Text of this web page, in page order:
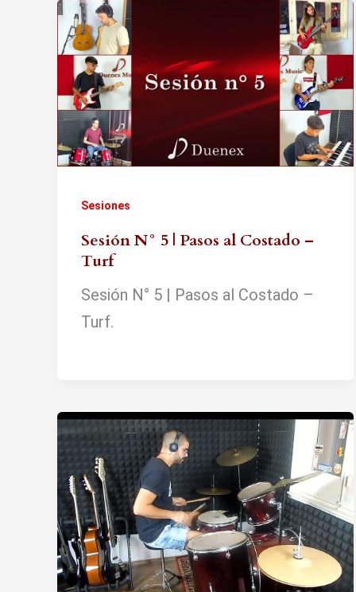
Sesiones
Sesión N° 5 | Pasos al Costado –
Turf
Sesión N° 5 | Pasos al Costado –
Turf.